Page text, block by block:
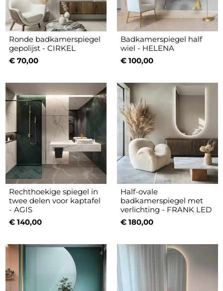
Ronde badkamerspiegel
gepolijst - CIRKEL
€ 70,00
Badkamerspiegel half
wiel - HELENA
€ 100,00
Rechthoekige spiegel in
twee delen voor kaptafel
- AGIS
€ 140,00
Half-ovale
badkamerspiegel met
verlichting - FRANK LED
€ 180,00